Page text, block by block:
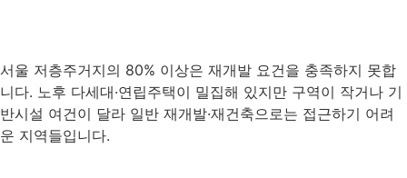
서울 저층주거지의 80% 이상은 재개발 요건을 충족하지 못합
니다. 노후 다세대·연립주택이 밀집해 있지만 구역이 작거나 기
반시설 여건이 달라 일반 재개발·재건축으로는 접근하기 어려
운 지역들입니다.